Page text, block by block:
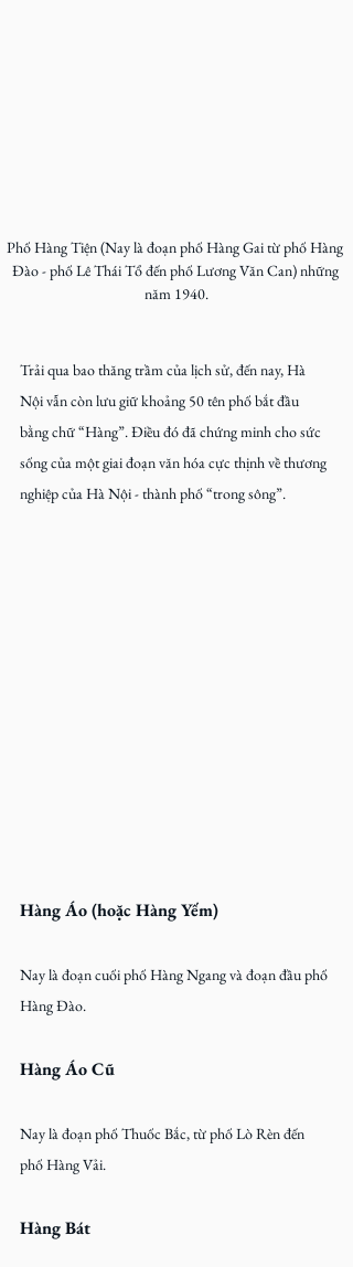
Phố Hàng Tiện (Nay là đoạn phố Hàng Gai từ phố Hàng
Đào - phố Lê Thái Tổ đến phố Lương Văn Can) những
năm 1940.
Trải qua bao thăng trầm của lịch sử, đến nay, Hà
Nội vẫn còn lưu giữ khoảng 50 tên phố bắt đầu
bằng chữ “Hàng”. Điều đó đã chứng minh cho sức
sống của một giai đoạn văn hóa cực thịnh về thương
nghiệp của Hà Nội - thành phố “trong sông”.
Hàng Áo (hoặc Hàng Yếm)
Nay là đoạn cuối phố Hàng Ngang và đoạn đầu phố
Hàng Đào.
Hàng Áo Cũ
Nay là đoạn phố Thuốc Bắc, từ phố Lò Rèn đến
phố Hàng Vải.
Hàng Bát